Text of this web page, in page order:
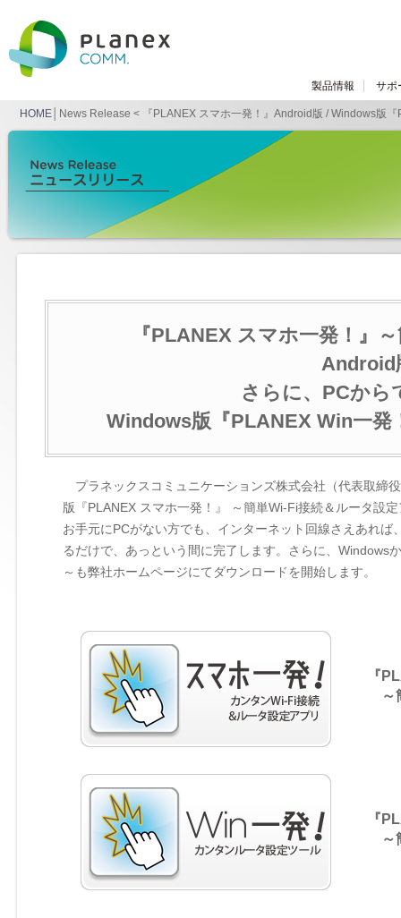
製品情報 サポ
HOME │News Release < 『PLANEX スマホ一発！』Android版 / Windows版
『PLANEX スマホ一発！』
Android
さらに、PCから
Windows版『PLANEX Win一発
プラネックスコミュニケーションズ株式会社（代表取締
版『PLANEX スマホ一発！』 ～簡単Wi-Fi接続＆ルータ設
お手元にPCがない方でも、インターネット回線さえあれ
るだけで、あっという間に完了します。さらに、Windows
～も弊社ホームページにてダウンロードを開始します。
『
～
『
～